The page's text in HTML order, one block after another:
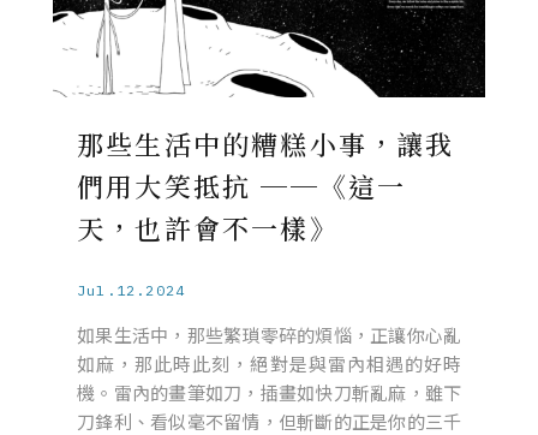
那些生活中的糟糕小事，讓我
們用大笑抵抗 ──《這一
天，也許會不一樣》
Jul.12.2024
如果生活中，那些繁瑣零碎的煩惱，正讓你心亂
如麻，那此時此刻，絕對是與雷內相遇的好時
機。雷內的畫筆如刀，插畫如快刀斬亂麻，雖下
刀鋒利、看似毫不留情，但斬斷的正是你的三千